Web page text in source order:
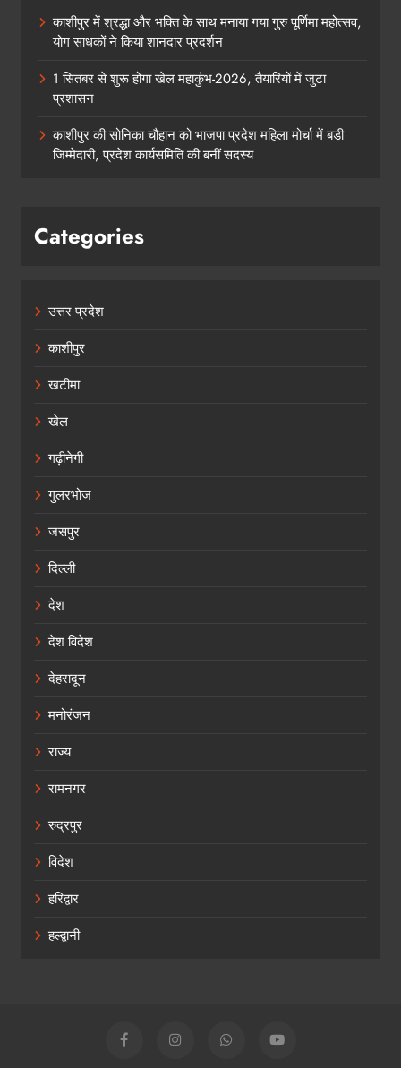
काशीपुर में श्रद्धा और भक्ति के साथ मनाया गया गुरु पूर्णिमा महोत्सव,
योग साधकों ने किया शानदार प्रदर्शन
1 सितंबर से शुरू होगा खेल महाकुंभ-2026, तैयारियों में जुटा
प्रशासन
काशीपुर की सोनिका चौहान को भाजपा प्रदेश महिला मोर्चा में बड़ी
जिम्मेदारी, प्रदेश कार्यसमिति की बनीं सदस्य
Categories
उत्तर प्रदेश
काशीपुर
खटीमा
खेल
गढ़ीनेगी
गुलरभोज
जसपुर
दिल्ली
देश
देश विदेश
देहरादून
मनोरंजन
राज्य
रामनगर
रुद्रपुर
विदेश
हरिद्वार
हल्द्वानी